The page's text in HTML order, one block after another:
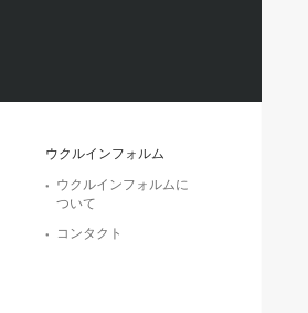
ウクルインフォルム
ウクルインフォルムに
ついて
コンタクト